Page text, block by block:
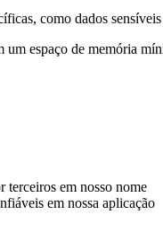
como dados
espaço de memória
terceiros em nosso nome
em nossa aplicação